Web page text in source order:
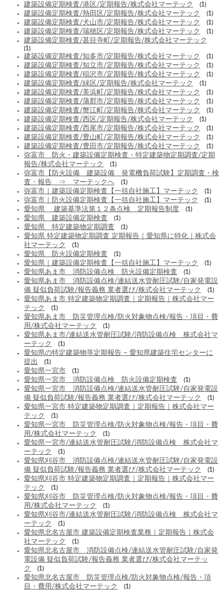
建築設備定期検査/港区/定期報告/株式会社マーテック (1)
建築設備定期検査/熱田区/定期報告/株式会社マーテック (1)
建築設備定期検査/犬山市/定期報告/株式会社マーテック (1)
建築設備定期検査/瑞穂区/定期報告/株式会社マーテック (1)
建築設備定期検査/甚目寺町/定期報告/株式会社マーテック
(1)
建築設備定期検査/知多市/定期報告/株式会社マーテック (1)
建築設備定期検査/知立市/定期報告/株式会社マーテック (1)
建築設備定期検査/稲沢市/定期報告/株式会社マーテック (1)
建築設備定期検査/緑区/定期報告/株式会社マーテック (1)
建築設備定期検査/美浜町/定期報告/株式会社マーテック (1)
建築設備定期検査/蒲郡市/定期報告/株式会社マーテック (1)
建築設備定期検査/蟹江町/定期報告/株式会社マーテック (1)
建築設備定期検査/西区/定期報告/株式会社マーテック (1)
建築設備定期検査/西尾市/定期報告/株式会社マーテック (1)
建築設備定期検査/豊山町/定期報告/株式会社マーテック (1)
建築設備定期検査/豊田市/定期報告/株式会社マーテック (1)
弥富市 防火・建築設備定期検査・特定建築物定期調査/定期
報告/株式会社マーテック
(1)
弥富市【防火設備 建築設備 発電機負荷試験】定期調査・検
査・報告 ⇒ マーテックへ
(1)
弥富市｜建築設備定期検査【一括自社施工】マーテック (1)
弥富市｜防火設備定期検査【一括自社施工】マーテック (1)
愛知県 建築基準法第１２条点検 定期報告制度 (1)
愛知県 建築設備定期検査 (1)
愛知県 特定建築物定期調査 (1)
愛知県 特定建築物定期調査 定期報告｜愛知県に特化｜株式会
社マーテック
(1)
愛知県 防火設備定期検査 (1)
愛知県｜建築設備定期検査【一括自社施工】マーテック (1)
愛知県あま市 消防設備点検 防火設備定期検査 (1)
愛知県あま市 消防設備点検/連結送水管耐圧試験/自家発電設
備 疑似負荷試験/報告義務 業者選び/株式会社マーテック
(1)
愛知県あま市 特定建築物定期調査｜定期報告｜株式会社マー
テック
(1)
愛知県あま市 防災管理点検/防火対象物点検/報告・項目・費
用/株式会社マーテック
(1)
愛知県あま市/連結送水管耐圧試験/消防設備点検 株式会社マ
ーテック
(1)
愛知県の特定建築物等定期報告 – 愛知県建築住宅センターに
提出
(1)
愛知県一宮市 (1)
愛知県一宮市 消防設備点検 防火設備定期検査 (1)
愛知県一宮市 消防設備点検/連結送水管耐圧試験/自家発電設
備 疑似負荷試験/報告義務 業者選び/株式会社マーテック
(1)
愛知県一宮市 特定建築物定期調査｜定期報告｜株式会社マー
テック
(1)
愛知県一宮市 防災管理点検/防火対象物点検/報告・項目・費
用/株式会社マーテック
(1)
愛知県一宮市/連結送水管耐圧試験/消防設備点検 株式会社マ
ーテック
(1)
愛知県刈谷市 消防設備点検/連結送水管耐圧試験/自家発電設
備 疑似負荷試験/報告義務 業者選び/株式会社マーテック
(1)
愛知県刈谷市 特定建築物定期調査｜定期報告｜株式会社マー
テック
(1)
愛知県刈谷市 防災管理点検/防火対象物点検/報告・項目・費
用/株式会社マーテック
(1)
愛知県刈谷市/連結送水管耐圧試験/消防設備点検 株式会社マ
ーテック
(1)
愛知県北名古屋市 建築設備定期検査業務｜定期報告｜株式会
社マーテック
(1)
愛知県北名古屋市 消防設備点検/連結送水管耐圧試験/自家発
電設備 疑似負荷試験/報告義務 業者選び/株式会社マーテッ
ク
(1)
愛知県北名古屋市 防災管理点検/防火対象物点検/報告・項
目・費用/株式会社マーテック
(1)